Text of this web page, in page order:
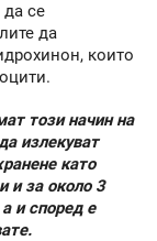
се
да
които
този начин на
излекуват
като
и за около 3
и според е